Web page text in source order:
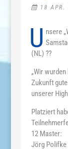
18 APR.
U nsere
(NL) ??
„Wir
Zukunft
unserer
Platziert
12 Master:
Jörg Polifke